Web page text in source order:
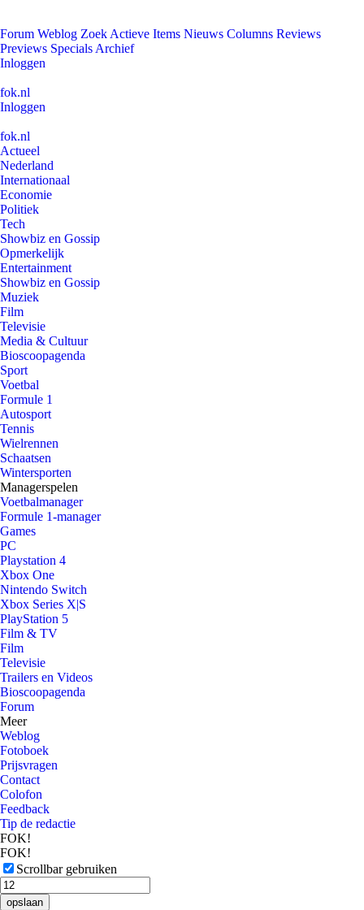
Forum Weblog Zoek Actieve Items Nieuws Columns Reviews
Previews Specials Archief
Inloggen
fok.nl
Inloggen
fok.nl
Actueel
Nederland
Internationaal
Economie
Politiek
Tech
Showbiz en Gossip
Opmerkelijk
Entertainment
Showbiz en Gossip
Muziek
Film
Televisie
Media & Cultuur
Bioscoopagenda
Sport
Voetbal
Formule 1
Autosport
Tennis
Wielrennen
Schaatsen
Wintersporten
Managerspelen
Voetbalmanager
Formule 1-manager
Games
PC
Playstation 4
Xbox One
Nintendo Switch
Xbox Series X|S
PlayStation 5
Film & TV
Film
Televisie
Trailers en Videos
Bioscoopagenda
Forum
Meer
Weblog
Fotoboek
Prijsvragen
Contact
Colofon
Feedback
Tip de redactie
FOK!
FOK!
Scrollbar gebruiken
opslaan